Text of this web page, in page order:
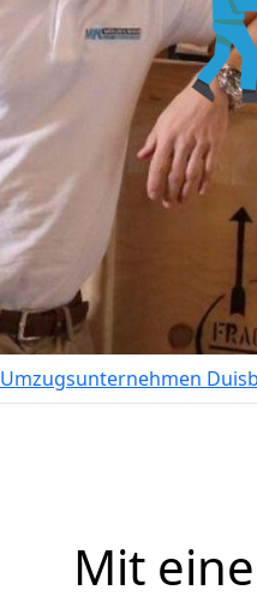
Umzugsunternehmen
Mit